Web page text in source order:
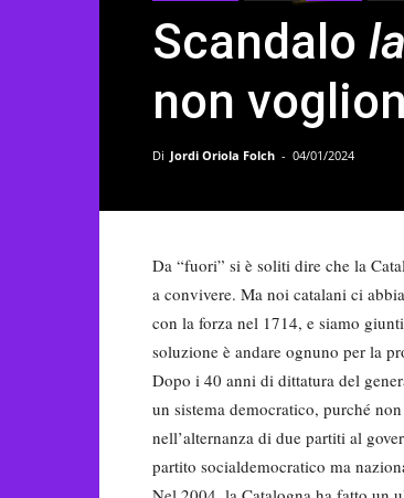
Scandalo
non
Di Jordi Oriola Folch - 04/01/2024
Da “fuori” si è soliti dire che la
a convivere. Ma noi catalani ci
con la forza nel 1714, e siamo
soluzione è andare ognuno per la
Dopo i 40 anni di dittatura del
un sistema democratico, purché
nell’alternanza di due partiti al
partito socialdemocratico ma